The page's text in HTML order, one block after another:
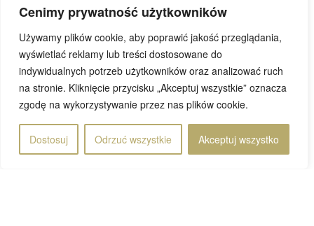
Cenimy prywatność użytkowników
Używamy plików cookie, aby poprawić jakość przeglądania,
wyświetlać reklamy lub treści dostosowane do
indywidualnych potrzeb użytkowników oraz analizować ruch
na stronie. Kliknięcie przycisku „Akceptuj wszystkie” oznacza
zgodę na wykorzystywanie przez nas plików cookie.
Dostosuj Odrzuć wszystkie Akceptuj wszystko
Rafał
21 maja 2025